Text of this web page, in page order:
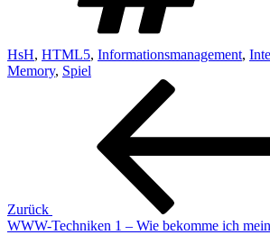
HsH, HTML5, Informationsmanagement,
Memory, Spiel
Beitragsnavigation
Zurück
WWW-Techniken 1 – Wie bekomme ich